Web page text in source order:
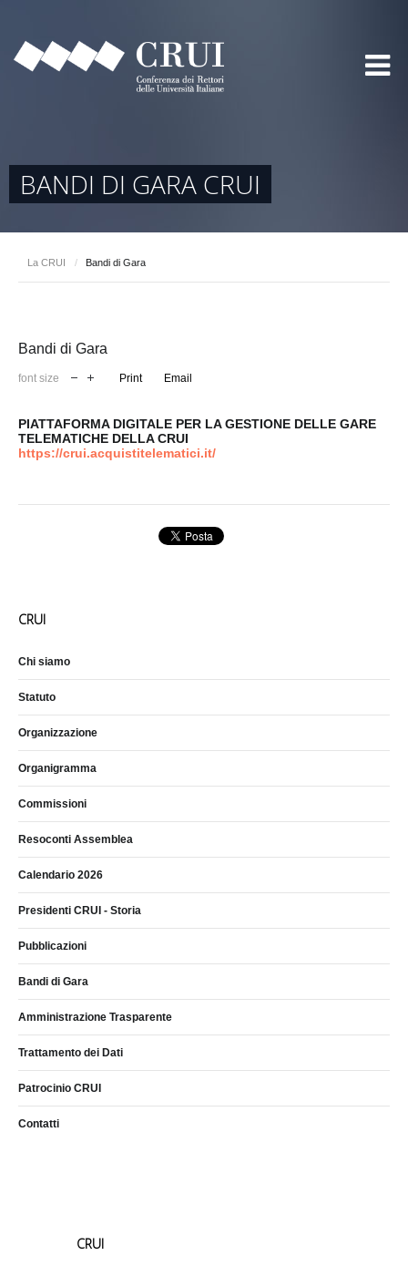
BANDI DI GARA CRUI
La CRUI / Bandi di Gara
Bandi di Gara
font size Print Email
PIATTAFORMA DIGITALE PER LA GESTIONE DELLE GARE
TELEMATICHE DELLA CRUI
https://crui.acquistitelematici.it/
CRUI
Chi siamo
Statuto
Organizzazione
Organigramma
Commissioni
Resoconti Assemblea
Calendario 2026
Presidenti CRUI - Storia
Pubblicazioni
Bandi di Gara
Amministrazione Trasparente
Trattamento dei Dati
Patrocinio CRUI
Contatti
CRUI